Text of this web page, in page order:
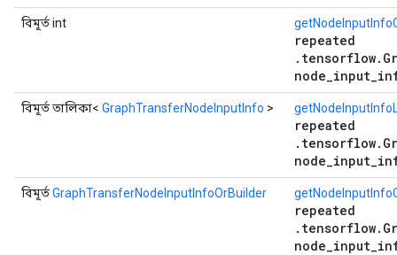
বিমূর্ত int
repeated
বিমূর্ত তালিকা< GraphTransferNodeInputInfo >
repeated
বিমূর্তGraphTransferNodeInputInfoOrBuilder
repeated